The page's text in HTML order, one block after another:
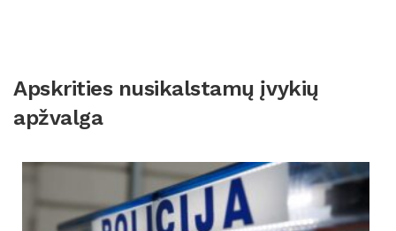
Apskrities nusikalstamų įvykių
apžvalga